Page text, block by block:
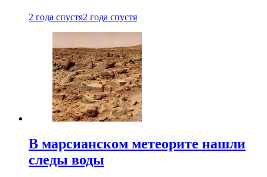
2 года спустя2 года спустя
В марсианском метеорите нашли
следы воды